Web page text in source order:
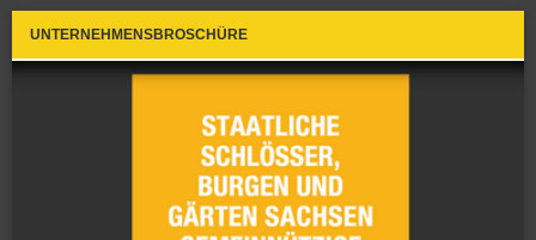
UNTERNEHMENSBROSCHÜRE